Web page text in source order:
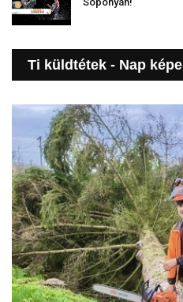
Ti küldtétek - Nap képe